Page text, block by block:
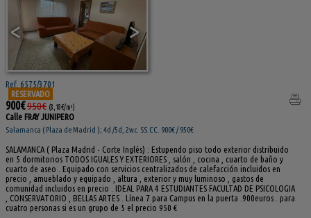
< >
Ref. 6575/3701
RESERVADO
900€950€ (8,18€/m²)
Calle FRAY JUNIPERO
Salamanca ( Plaza de Madrid ); 4d /5d, 2wc. SS.CC. 900€ / 950€
SALAMANCA ( Plaza Madrid - Corte Inglés) : Estupendo piso todo exterior distribuido
en 5 dormitorios TODOS IGUALES Y EXTERIORES , salón , cocina , cuarto de baño y
cuarto de aseo . Equipado con servicios centralizados de calefacción incluidos en
precio , amueblado y equipado , altura , exterior y muy luminoso , gastos de
comunidad incluidos en precio . IDEAL PARA 4 ESTUDIANTES FACULTAD DE PSICOLOGIA
, CONSERVATORIO , BELLAS ARTES . Línea 7 para Campus en la puerta .900euros . para
cuatro personas si es un grupo de 5 el precio 950 €